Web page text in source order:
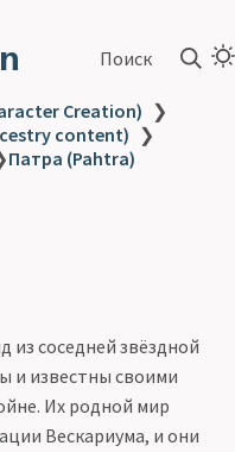
Поиск
Creation) ❯
content) ❯
Патра (Pahtra)
соседней звёздной
и известны своими
Их родной мир
Вескариума, и они